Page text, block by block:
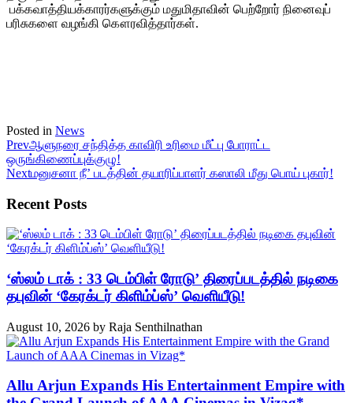
பக்கவாத்தியக்காரர்களுக்கும் மதுமிதாவின் பெற்றோர் நினைவுப்
பரிசுகளை வழங்கி கௌரவித்தார்கள்.
Posted in News
Prevஆளுநரை சந்தித்த காவிரி உரிமை மீட்பு போராட்ட
ஒருங்கிணைப்புக்குழு!
Nextமனுசனா நீ’ படத்தின் தயாரிப்பாளர் கஸாலி மீது பொய் புகார்!
Recent Posts
‘ஸ்லம் டாக் : 33 டெம்பிள் ரோடு’ திரைப்படத்தில் நடிகை
தபுவின் ‘கேரக்டர் கிளிம்ப்ஸ்’ வெளியீடு!
August 10, 2026 by Raja Senthilnathan
Allu Arjun Expands His Entertainment Empire with